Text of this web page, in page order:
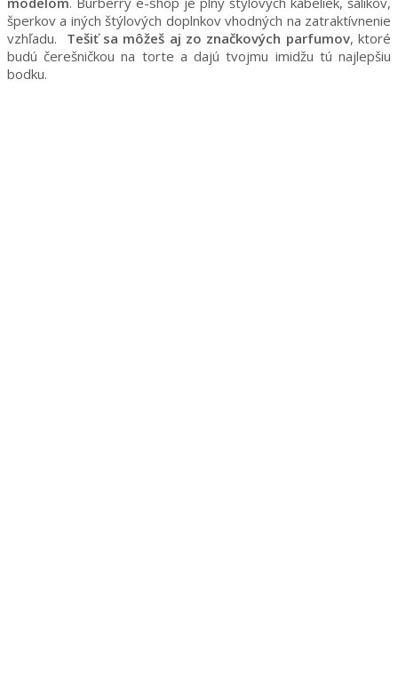
šperkov a iných štýlových doplnkov vhodných na zatraktívnenie
vzhľadu. Tešiť sa môžeš aj zo značkových parfumov, ktoré
budú čerešničkou na torte a dajú tvojmu imidžu tú najlepšiu
bodku.